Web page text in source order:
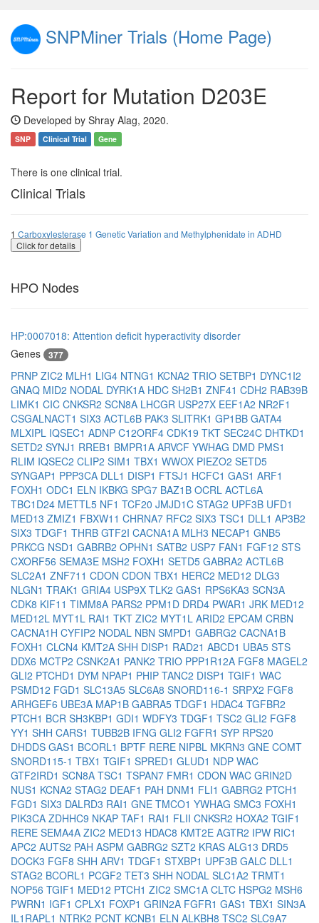
SNPMiner Trials (Home Page)
Report for Mutation D203E
Developed by Shray Alag, 2020.
SNP Clinical Trial Gene
There is one clinical trial.
Clinical Trials
1 Carboxylesterase 1 Genetic Variation and Methylphenidate in ADHD
Click for details
HPO Nodes
HP:0007018: Attention deficit hyperactivity disorder
Genes
377
PRNP ZIC2 MLH1 LIG4 NTNG1 KCNA2 TRIO SETBP1 DYNC1I2
GNAQ MID2 NODAL DYRK1A HDC SH2B1 ZNF41 CDH2 RAB39B
LIMK1 CIC CNKSR2 SCN8A LHCGR USP27X EEF1A2 NR2F1
CSGALNACT1 SIX3 ACTL6B PAK3 SLITRK1 GP1BB GATA4
MLXIPL IQSEC1 ADNP C12ORF4 CDK19 TKT SEC24C DHTKD1
SETD2 SYNJ1 RREB1 BMPR1A ARVCF YWHAG DMD PMS1
RLIM IQSEC2 CLIP2 SIM1 TBX1 WWOX PIEZO2 SETD5
SYNGAP1 PPP3CA DLL1 DISP1 FTSJ1 HCFC1 GAS1 ARF1
FOXH1 ODC1 ELN IKBKG SPG7 BAZ1B OCRL ACTL6A
TBC1D24 METTL5 NF1 TCF20 JMJD1C STAG2 UPF3B UFD1
MED13 ZMIZ1 FBXW11 CHRNA7 RFC2 SIX3 TSC1 DLL1 AP3B2
SIX3 TDGF1 THRB GTF2I CACNA1A MLH3 NECAP1 GNB5
PRKCG NSD1 GABRB2 OPHN1 SATB2 USP7 FAN1 FGF12 STS
CXORF56 SEMA3E MSH2 FOXH1 SETD5 GABRA2 ACTL6B
SLC2A1 ZNF711 CDON CDON TBX1 HERC2 MED12 DLG3
NLGN1 TRAK1 GRIA4 USP9X TLK2 GAS1 RPS6KA3 SCN3A
CDK8 KIF11 TIMM8A PARS2 PPM1D DRD4 PWAR1 JRK MED12
MED12L MYT1L RAI1 TKT ZIC2 MYT1L ARID2 EPCAM CRBN
CACNA1H CYFIP2 NODAL NBN SMPD1 GABRG2 CACNA1B
FOXH1 CLCN4 KMT2A SHH DISP1 RAD21 ABCD1 UBA5 STS
DDX6 MCTP2 CSNK2A1 PANK2 TRIO PPP1R12A FGF8 MAGEL2
GLI2 PTCHD1 DYM NPAP1 PHIP TANC2 DISP1 TGIF1 WAC
PSMD12 FGD1 SLC13A5 SLC6A8 SNORD116-1 SRPX2 FGF8
ARHGEF6 UBE3A MAP1B GABRA5 TDGF1 HDAC4 TGFBR2
PTCH1 BCR SH3KBP1 GDI1 WDFY3 TDGF1 TSC2 GLI2 FGF8
YY1 SHH CARS1 TUBB2B IFNG GLI2 FGFR1 SYP RPS20
DHDDS GAS1 BCORL1 BPTF RERE NIPBL MKRN3 GNE COMT
SNORD115-1 TBX1 TGIF1 SPRED1 GLUD1 NDP WAC
GTF2IRD1 SCN8A TSC1 TSPAN7 FMR1 CDON WAC GRIN2D
NUS1 KCNA2 STAG2 DEAF1 PAH DNM1 FLI1 GABRG2 PTCH1
FGD1 SIX3 DALRD3 RAI1 GNE TMCO1 YWHAG SMC3 FOXH1
PIK3CA ZDHHC9 NKAP TAF1 RAI1 FLII CNKSR2 HOXA2 TGIF1
RERE SEMA4A ZIC2 MED13 HDAC8 KMT2E AGTR2 IPW RIC1
APC2 AUTS2 PAH ASPM GABRG2 SZT2 KRAS ALG13 DRD5
DOCK3 FGF8 SHH ARV1 TDGF1 STXBP1 UPF3B GALC DLL1
STAG2 BCORL1 PCGF2 TET3 SHH NODAL SLC1A2 TRMT1
NOP56 TGIF1 MED12 PTCH1 ZIC2 SMC1A CLTC HSPG2 MSH6
PWRN1 IGF1 CPLX1 FOXP1 GRIN2A FGFR1 GAS1 TBX1 SIN3A
IL1RAPL1 NTRK2 PCNT KCNB1 ELN ALKBH8 TSC2 SLC9A7